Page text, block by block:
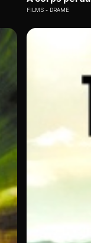
FILMS DRAME